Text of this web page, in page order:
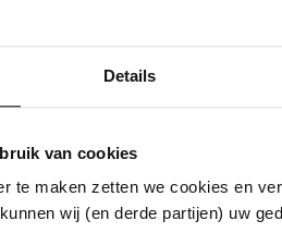
Details
van cookies
te maken zetten we cookies en
wij (en derde partijen) uw